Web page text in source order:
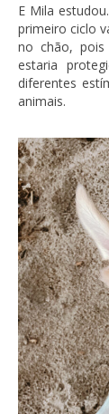
E Mila
primeiro ciclo
no chão,
estaria
diferentes
animais.